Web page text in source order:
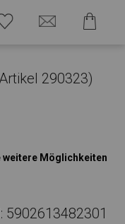
290323)
weitere Möglichkeiten
5902613482301